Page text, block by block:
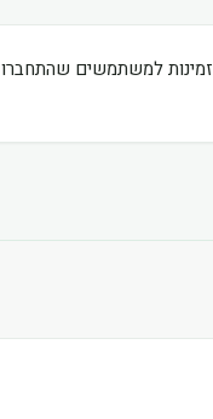
זמינות למשתמשים שהתחברו